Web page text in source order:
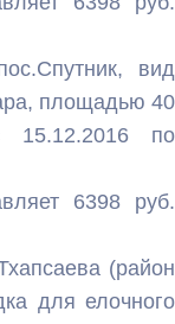
вид
площадью 40
по
6398 руб.
(район
для елочного